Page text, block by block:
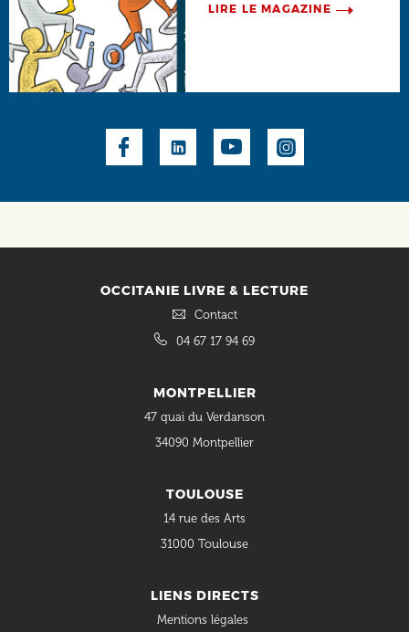
LIRE LE MAGAZINE
OCCITANIE LIVRE & LECTURE
Contact
04 67 17 94 69
MONTPELLIER
47 quai du Verdanson
34090 Montpellier
TOULOUSE
14 rue des Arts
31000 Toulouse
LIENS DIRECTS
Mentions légales